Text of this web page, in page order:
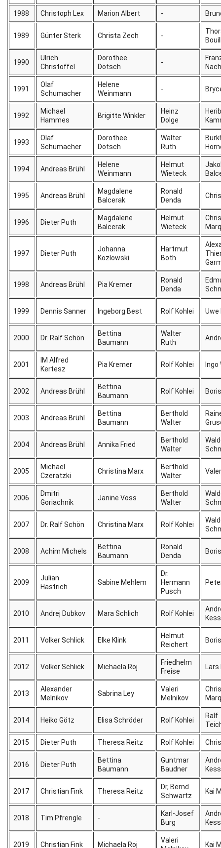
1988 Christoph Lex Marion Albert -
1989 Günter Sterk Christa Zech -
1990
Ulrich
Christoffel
Dorothee
Dötsch
-
1991
Olaf
Schumacher
Helene
Weinmann
-
1992
Michael
Hammes
Brigitte Winkler
Heinz
Dolge
1993
Olaf
Schumacher
Dorothee
Dötsch
Walter
Ruth
1994 Andreas Brühl
Helene
Weinmann
Helmut
Wieteck
1995 Andreas Brühl
Magdalene
Balcerak
Ronald
Denda
1996 Dieter Puth
Magdalene
Balcerak
Helmut
Wieteck
1997 Dieter Puth
Johanna
Kozlowski
Hartmut
Both
1998 Andreas Brühl Pia Kremer
Ronald
Denda
1999 Dennis Sanner Ingeborg Best Rolf Kohlei Uwe
2000 Dr. Ralf Schön
Bettina
Baumann
Walter
Ruth
2001
IM Alfred
Kertesz
Pia Kremer Rolf Kohlei Ingo
2002 Andreas Brühl
Bettina
Baumann
Rolf Kohlei
2003 Andreas Brühl
Bettina
Baumann
Berthold
Walter
2004 Andreas Brühl Annika Fried
Berthold
Walter
2005
Michael
Czeratzki
Christina Marx
Berthold
Walter
2006
Dmitri
Goriachnik
Janine Voss
Berthold
Walter
2007 Dr. Ralf Schön Christina Marx Rolf Kohlei
2008 Achim Michels
Bettina
Baumann
Ronald
Denda
2009
Julian
Hastrich
Sabine Mehlem
Dr.
Hermann
Pusch
2010 Andrej Dubkov Mara Schlich Rolf Kohlei
2011 Volker Schlick Elke Klink
Helmut
Reichert
2012 Volker Schlick Michaela Roj
Friedhelm
Freise
Lars
2013
Alexander
Melnikov
Sabrina Ley
Valeri
Melnikov
2014 Heiko Götz Elisa Schröder Rolf Kohlei
Ralf
2015 Dieter Puth Theresa Reitz Rolf Kohlei
2016 Dieter Puth
Bettina
Baumann
Guntmar
Baudner
2017 Christian Fink Theresa Reitz
Dr, Bernd
Schwartz
Kai
2018 Tim Pfrengle -
Karl-Josef
Burg
2019 Christian Fink Michaela Roj
Valeri
Kai